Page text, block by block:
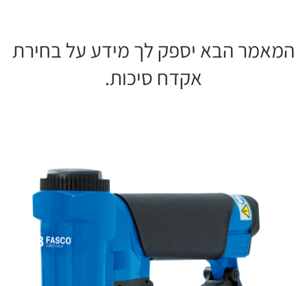
המאמר הבא יספק לך מידע על בחירת
אקדח סיכות.